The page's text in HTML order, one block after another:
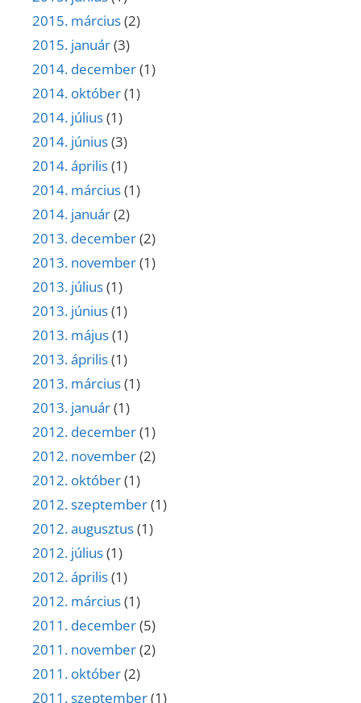
2015. március(2)
2015. január(3)
2014. december(1)
2014. október(1)
2014. július(1)
2014. június(3)
2014. április(1)
2014. március(1)
2014. január(2)
2013. december(2)
2013. november(1)
2013. július(1)
2013. június(1)
2013. május(1)
2013. április(1)
2013. március(1)
2013. január(1)
2012. december(1)
2012. november(2)
2012. október(1)
2012. szeptember(1)
2012. augusztus(1)
2012. július(1)
2012. április(1)
2012. március(1)
2011. december(5)
2011. november(2)
2011. október(2)
2011. szeptember(1)